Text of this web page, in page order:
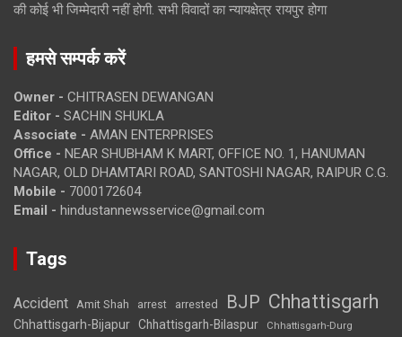
की कोई भी जिम्मेदारी नहीं होगी. सभी विवादों का न्यायक्षेत्र रायपुर होगा
हमसे सम्पर्क करें
Owner - CHITRASEN DEWANGAN
Editor - SACHIN SHUKLA
Associate - AMAN ENTERPRISES
Office - NEAR SHUBHAM K MART, OFFICE NO. 1, HANUMAN
NAGAR, OLD DHAMTARI ROAD, SANTOSHI NAGAR, RAIPUR C.G.
Mobile - 7000172604
Email - hindustannewsservice@gmail.com
Tags
Accident Amit Shah arrest arrested BJP Chhattisgarh
Chhattisgarh-Bijapur Chhattisgarh-Bilaspur Chhattisgarh-Durg